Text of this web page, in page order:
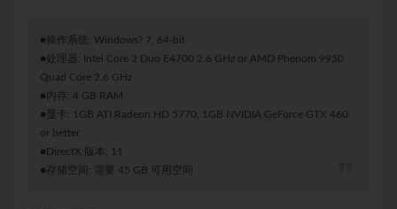
●操作系统: Windows? 7, 64-bit
●处理器: Intel Core 2 Duo E4700 2.6 GHz or AMD Phenom 9950
Quad Core 2.6 GHz
●内存: 4 GB RAM
●显卡: 1GB ATI Radeon HD 5770, 1GB NVIDIA GeForce GTX 460
or better
●DirectX 版本: 11
●存储空间: 需要 45 GB 可用空间